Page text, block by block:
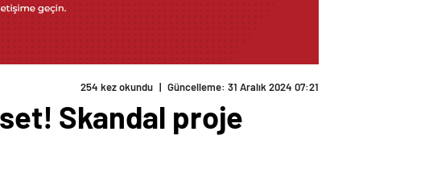
254 kez okundu | Güncelleme: 31 Aralık 2024 07:21
set! Skandal proje